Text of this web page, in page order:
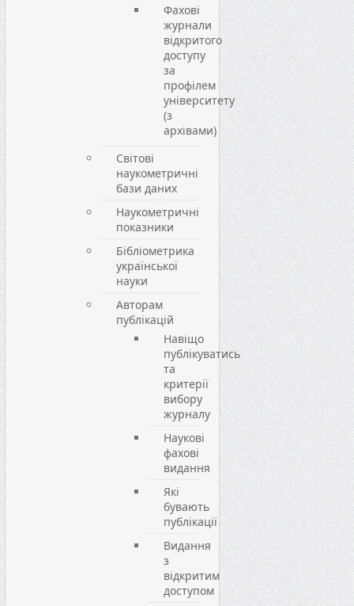
Фахові
журнали
відкритого
доступу
за
профілем
університету
(з
архівами)
Світові
наукометричні
бази даних
Наукометричні
показники
Бібліометрика
української
науки
Авторам
публікацій
Навіщо
публікуватись
та
критерії
вибору
журналу
Наукові
фахові
видання
Які
бувають
публікації
Видання
з
відкритим
доступом